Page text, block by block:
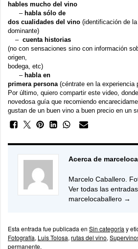
hables mucho del vino
– habla sólo de
dos cualidades del vino (identificación de
dominante)
– cuenta historias
(no con sensaciones sino con información
origen,
bodega, etc)
– habla en
primera persona(céntrate en la experiencia
Por último, quiero compartir este video,
novedosa guía que recomiendo
gustan de un buen vino a buen precio en un
Acerca de
Marcelo Caballero.
Ver todas las
marcelocaballero →
Esta entrada fue publicada en Sin categoría y
Fotografía, Luis Tolosa, rutas del vino,
permanente.